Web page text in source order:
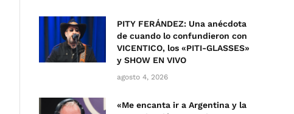
PITY FERÁNDEZ: Una anécdota
de cuando lo confundieron con
VICENTICO, los «PITI-GLASSES»
y SHOW EN VIVO
agosto 4, 2026
«Me encanta ir a Argentina y la